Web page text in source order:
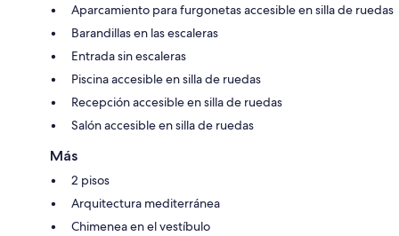
Aparcamiento para furgonetas accesible en silla de ruedas
Barandillas en las escaleras
Entrada sin escaleras
Piscina accesible en silla de ruedas
Recepción accesible en silla de ruedas
Salón accesible en silla de ruedas
Más
2 pisos
Arquitectura mediterránea
Chimenea en el vestíbulo